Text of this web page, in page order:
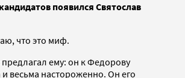
появился Святослав
что это миф.
ему: он к Федорову
и весьма настороженно. Он его